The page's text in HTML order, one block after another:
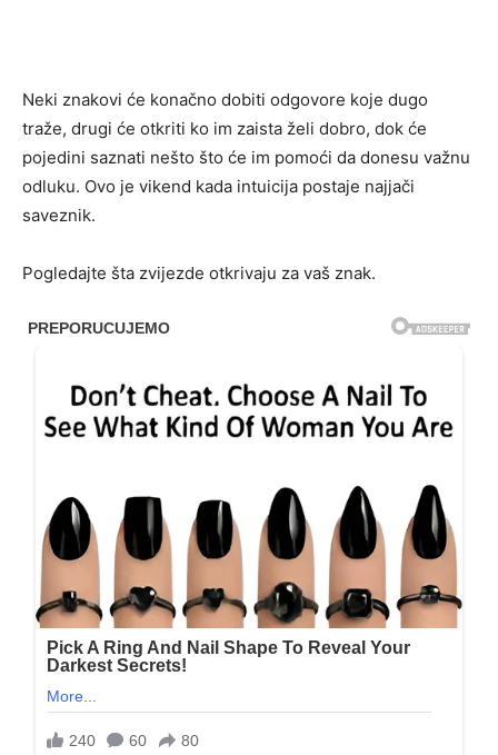
Neki znakovi će konačno dobiti odgovore koje dugo
traže, drugi će otkriti ko im zaista želi dobro, dok će
pojedini saznati nešto što će im pomoći da donesu važnu
odluku. Ovo je vikend kada intuicija postaje najjači
saveznik.
Pogledajte šta zvijezde otkrivaju za vaš znak.